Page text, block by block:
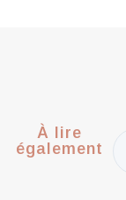
À lire
également